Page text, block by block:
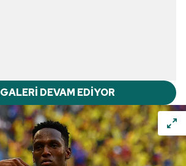
GALERİ DEVAM EDİYOR